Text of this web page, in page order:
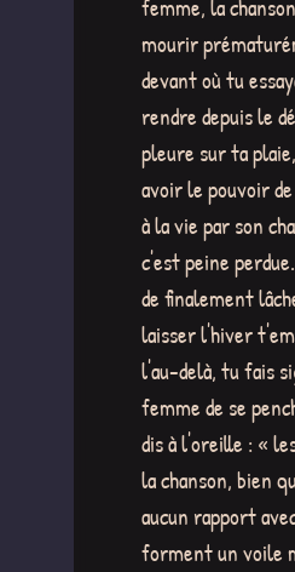
femme, la
mourir
devant où tu
rendre depuis le
pleure sur ta
avoir le pouvoir
à la vie par son
c'est peine
de finalement
laisser l'hiver
l'au-delà, tu fais
femme de se
dis à l'oreille : «
la chanson, bien
aucun rapport
forment un voile